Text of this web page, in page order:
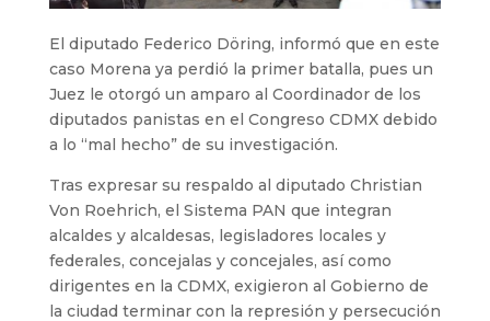
El diputado Federico Döring, informó que en este
caso Morena ya perdió la primer batalla, pues un
Juez le otorgó un amparo al Coordinador de los
diputados panistas en el Congreso CDMX debido
a lo “mal hecho” de su investigación.
Tras expresar su respaldo al diputado Christian
Von Roehrich, el Sistema PAN que integran
alcaldes y alcaldesas, legisladores locales y
federales, concejalas y concejales, así como
dirigentes en la CDMX, exigieron al Gobierno de
la ciudad terminar con la represión y persecución